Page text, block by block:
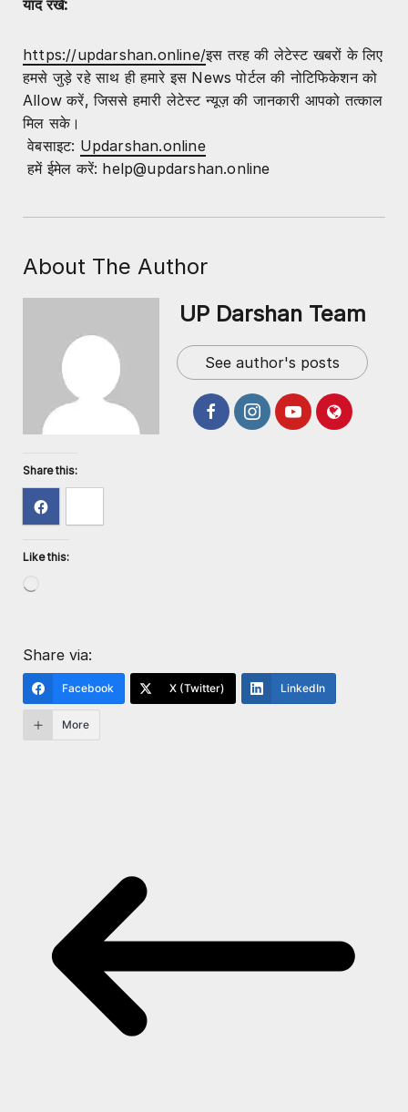
याद रखें:
https://updarshan.online/इस तरह की लेटेस्ट खबरों के लिए
हमसे जुड़े रहे साथ ही हमारे इस News पोर्टल की नोटिफिकेशन को
Allow करें, जिससे हमारी लेटेस्ट न्यूज़ की जानकारी आपको तत्काल
मिल सके।
वेबसाइट: Updarshan.online
हमें ईमेल करें: help@updarshan.online
About The Author
UP Darshan Team
See author's posts
Share this:
Like this:
Share via:
Facebook X (Twitter) LinkedIn
More